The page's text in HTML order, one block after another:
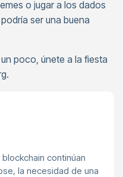
o jugar a los dados
ser una buena
poco, únete a la fiesta
continúan
la necesidad de una